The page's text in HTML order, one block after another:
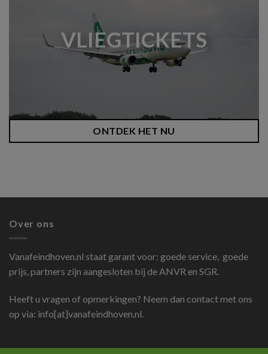
VLIEGTICKETS
ONTDEK HET NU
Over ons
Vanafeindhoven.nl staat garant voor: goede service, goede
prijs, partners zijn aangesloten bij de ANVR en SGR.
Heeft u vragen of opmerkingen? Neem dan contact met ons
op via: info[at]vanafeindhoven.nl.